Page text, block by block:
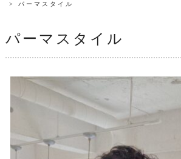
パーマスタイル
パーマスタイル